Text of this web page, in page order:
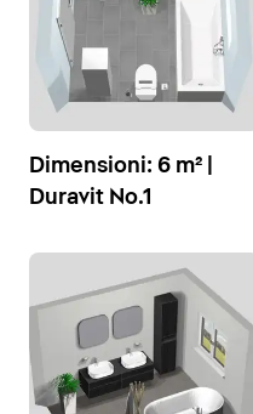
Dimensioni: 6 m² |
Duravit No.1